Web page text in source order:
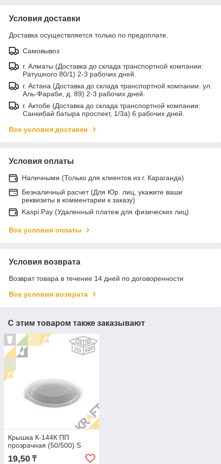
Условия доставки
Доставка осуществляется только по предоплате.
Самовывоз
г. Алматы (Доставка до склада транспортной компании:
Ратушного 80/1) 2-3 рабочих дней.
г. Астана (Доставка до склада транспортной компании: ул.
Аль-Фараби, д. 89) 2-3 рабочих дней.
г. Актобе (Доставка до склада транспортной компании:
Санкибай батыра проспект, 1/3а) 6 рабочих дней.
Все условия доставки
Условия оплаты
Наличными (Только для клиентов из г. Караганда)
Безналичный расчет (Для Юр. лиц, укажите ваши
реквизиты в комментарии к заказу)
Kaspi Pay (Удаленный платеж для физических лиц)
Все условия оплаты
Условия возврата
Возврат товара в течение 14 дней по договоренности
Все условия возврата
С этим товаром также заказывают
Крышка К-144К ПП
прозрачная (50/500) S
19,50 ₸